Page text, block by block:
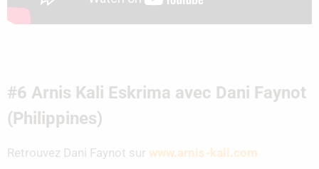
#6 Arnis Kali Eskrima avec Dani Faynot
(Philippines)
Retrouvez Dani Faynot sur www.arnis-kali.com